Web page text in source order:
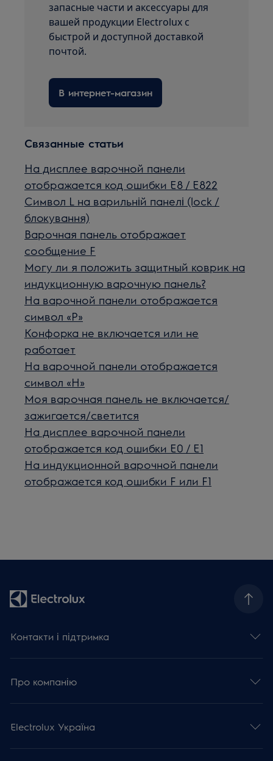
запасные части и аксессуары для
вашей продукции Electrolux с
быстрой и доступной доставкой
почтой.
В интернет-магазин
Связанные статьи
На дисплее варочной панели
отображается код ошибки E8 / E822
Символ L на варильній панелі (lock /
блокування)
Варочная панель отображает
сообщение F
Могу ли я положить защитный коврик на
индукционную варочную панель?
На варочной панели отображается
символ «P»
Конфорка не включается или не
работает
На варочной панели отображается
символ «H»
Моя варочная панель не включается/
зажигается/светится
На дисплее варочной панели
отображается код ошибки E0 / E1
На индукционной варочной панели
отображается код ошибки F или F1
Контакти і підтримка
Про компанію
Electrolux Україна